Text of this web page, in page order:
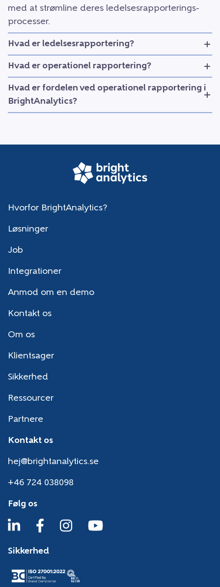
med at strømline deres ledelsesrapporterings-
processer.
Hvad er ledelsesrapportering?
Hvad er operationel rapportering?
Hvad er fordelen ved operationel rapportering i
BrightAnalytics?
Hvorfor BrightAnalytics?
Løsninger
Job
Integrationer
Anmod om en demo
Kontakt os
Om os
Klientsager
Sikkerhed
Ressourcer
Partnere
Kontakt os
hej@brightanalytics.se
+46 724 038098
Følg os
Sikkerhed